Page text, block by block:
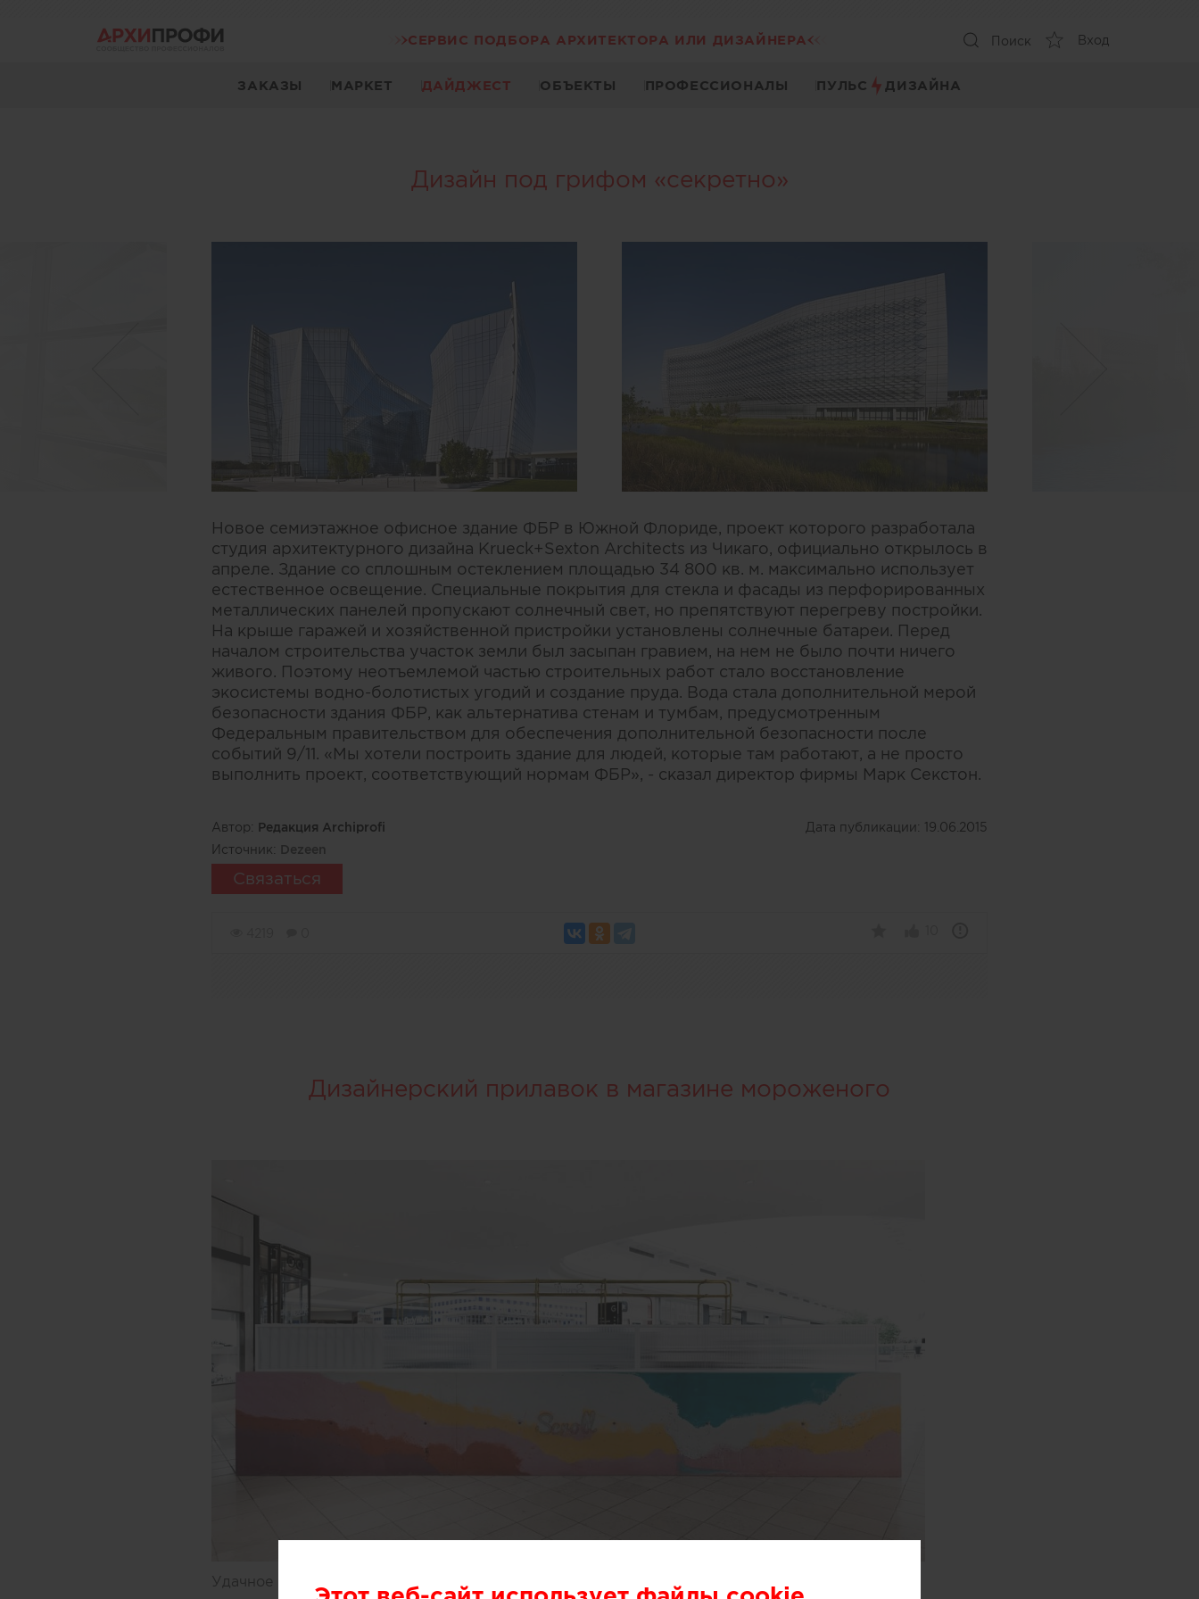
СЕРВИС ПОДБОРА АРХИТЕКТОРА ИЛИ ДИЗАЙНЕРА Поиск Вход
ЗАКАЗЫ МАРКЕТ ДАЙДЖЕСТ ОБЪЕКТЫ ПРОФЕССИОНАЛЫ ПУЛЬС ДИЗАЙНА
Дизайн под грифом «секретно»
Новое семиэтажное офисное здание ФБР в Южной Флориде, проект которого разработала
студия архитектурного дизайна Krueck+Sexton Architects из Чикаго, официально открылось в
апреле. Здание со сплошным остеклением площадью 34 800 кв. м. максимально использует
естественное освещение. Специальные покрытия для стекла и фасады из перфорированных
металлических панелей пропускают солнечный свет, но препятствуют перегреву постройки.
На крыше гаражей и хозяйственной пристройки установлены солнечные батареи. Перед
началом строительства участок земли был засыпан гравием, на нем не было почти ничего
живого. Поэтому неотъемлемой частью строительных работ стало восстановление
экосистемы водно-болотистых угодий и создание пруда. Вода стала дополнительной мерой
безопасности здания ФБР, как альтернатива стенам и тумбам, предусмотренным
Федеральным правительством для обеспечения дополнительной безопасности после
событий 9/11. «Мы хотели построить здание для людей, которые там работают, а не просто
выполнить проект, соответствующий нормам ФБР», - сказал директор фирмы Марк Секстон.
Автор: Редакция Archiprofi Дата публикации: 19.06.2015
Источник: Dezeen
Связаться
Дизайнерский прилавок в магазине мороженого
Удачное решение предложили специалисты бюро One Design Office и Studio Twocan,